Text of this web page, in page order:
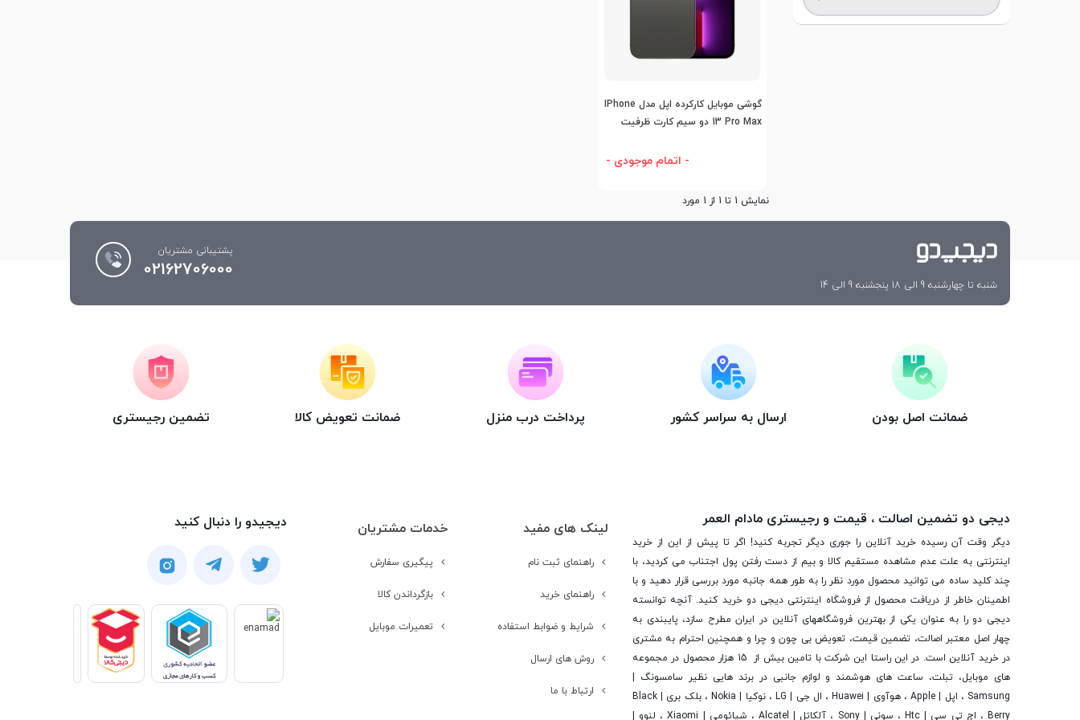
اضافه به مقایسه
گوشی موبایل کارکرده اپل مدل IPhone
13 Pro Max دو سیم کارت ظرفیت
- اتمام موجودی -
نمایش 1 تا 1 از 1 مورد
شنبه تا چهارشنبه 9 الی 18 پنجشنبه 9 الی 14
پشتیبانی مشتریان
02162706000
ضمانت اصل بودن ارسال به سراسر کشور پرداخت درب منزل ضمانت تعویض کالا تضمین رجیستری
دیجی دو تضمین اصالت ، قیمت و رجیستری مادام العمر
دیگر وقت آن رسیده خرید آنلاین را جوری دیگر تجربه کنید! اگر تا پیش از این از خرید
اینترنتی به علت عدم مشاهده مستقیم کالا و بیم از دست رفتن پول اجتناب می کردید، با
چند کلید ساده می توانید محصول مورد نظر را به طور همه جانبه مورد بررسی قرار دهید و با
اطمینان خاطر از دریافت محصول از فروشگاه اینترنتی دیجی دو خرید کنید. آنچه توانسته
دیجی دو را به عنوان یکی از بهترین فروشگاه­های آنلاین در ایران مطرح سازد، پایبندی به
چهار اصل معتبر اصالت، تضمین قیمت، تعویض بی چون و چرا و همچنین احترام به مشتری
در خرید آنلاین است. در این راستا این شرکت با تامین بیش از 15 هزار محصول در مجموعه
های موبایل، تبلت، ساعت های هوشمند و لوازم جانبی در برند هایی نظیر سامسونگ |
Samsung ، اپل | Apple ، هوآوی | Huawei ، ال جی | LG ، نوکیا | Nokia ، بلک بری | Black
Berry ، اچ تی سی | Htc ، سونی | Sony ، آلکاتل | Alcatel ، شیائومی | Xiaomi ، لنوو |
لینک های مفید
راهنمای ثبت نام
راهنمای خرید
شرایط و ضوابط استفاده
روش های ارسال
ارتباط با ما
خدمات مشتریان
پیگیری سفارش
بازگرداندن کالا
تعمیرات موبایل
دیجیدو را دنبال کنید